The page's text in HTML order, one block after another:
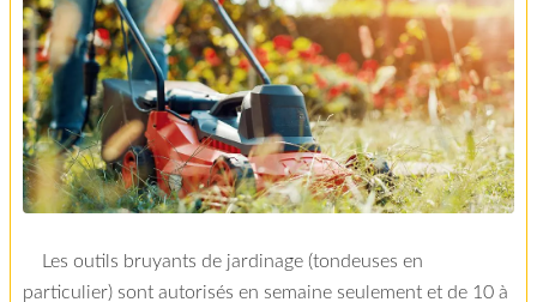
Les outils bruyants de jardinage (tondeuses en
particulier) sont autorisés en semaine seulement et de 10 à